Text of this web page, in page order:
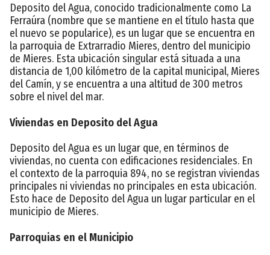
Deposito del Agua, conocido tradicionalmente como La
Ferraúra (nombre que se mantiene en el título hasta que
el nuevo se popularice), es un lugar que se encuentra en
la parroquia de Extrarradio Mieres, dentro del municipio
de Mieres. Esta ubicación singular está situada a una
distancia de 1,00 kilómetro de la capital municipal, Mieres
del Camín, y se encuentra a una altitud de 300 metros
sobre el nivel del mar.
Viviendas en Deposito del Agua
Deposito del Agua es un lugar que, en términos de
viviendas, no cuenta con edificaciones residenciales. En
el contexto de la parroquia 894, no se registran viviendas
principales ni viviendas no principales en esta ubicación.
Esto hace de Deposito del Agua un lugar particular en el
municipio de Mieres.
Parroquias en el Municipio